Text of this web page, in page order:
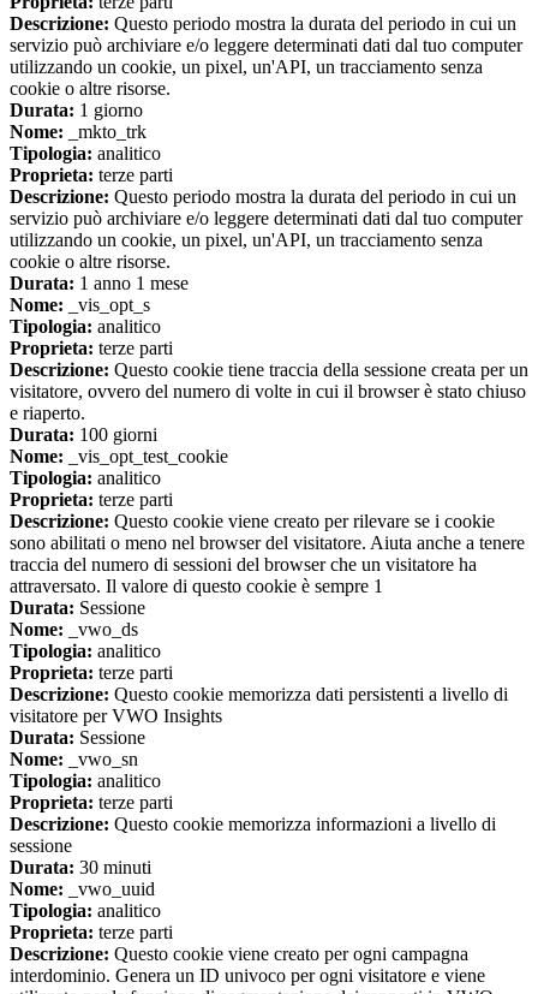
Descrizione: Questo periodo mostra la durata del periodo in cui un
servizio può archiviare e/o leggere determinati dati dal tuo computer
utilizzando un cookie, un pixel, un'API, un tracciamento senza
cookie o altre risorse.
Durata: 1 giorno
Nome: _mkto_trk
Tipologia: analitico
Proprieta: terze parti
Descrizione: Questo periodo mostra la durata del periodo in cui un
servizio può archiviare e/o leggere determinati dati dal tuo computer
utilizzando un cookie, un pixel, un'API, un tracciamento senza
cookie o altre risorse.
Durata: 1 anno 1 mese
Nome: _vis_opt_s
Tipologia: analitico
Proprieta: terze parti
Descrizione: Questo cookie tiene traccia della sessione creata per un
visitatore, ovvero del numero di volte in cui il browser è stato chiuso
e riaperto.
Durata: 100 giorni
Nome: _vis_opt_test_cookie
Tipologia: analitico
Proprieta: terze parti
Descrizione: Questo cookie viene creato per rilevare se i cookie
sono abilitati o meno nel browser del visitatore. Aiuta anche a tenere
traccia del numero di sessioni del browser che un visitatore ha
attraversato. Il valore di questo cookie è sempre 1
Durata: Sessione
Nome: _vwo_ds
Tipologia: analitico
Proprieta: terze parti
Descrizione: Questo cookie memorizza dati persistenti a livello di
visitatore per VWO Insights
Durata: Sessione
Nome: _vwo_sn
Tipologia: analitico
Proprieta: terze parti
Descrizione: Questo cookie memorizza informazioni a livello di
sessione
Durata: 30 minuti
Nome: _vwo_uuid
Tipologia: analitico
Proprieta: terze parti
Descrizione: Questo cookie viene creato per ogni campagna
interdominio. Genera un ID univoco per ogni visitatore e viene